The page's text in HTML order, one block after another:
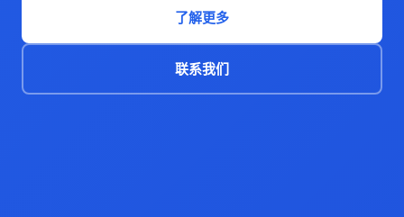
了解更多
联系我们